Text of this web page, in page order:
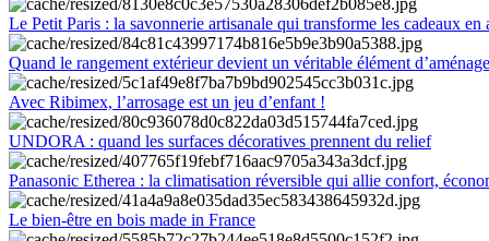
Le Petit Paris : la savonnerie artisanale qui transforme les cadeaux en
Quand le rangement extérieur devient un véritable élément
Avec Ribimex, l’arrosage est un jeu d’enfant !
UNDORA : quand les surfaces décoratives prennent du relief
Panasonic Etherea : la climatisation réversible qui allie confort,
Le bien-être en bois made in France